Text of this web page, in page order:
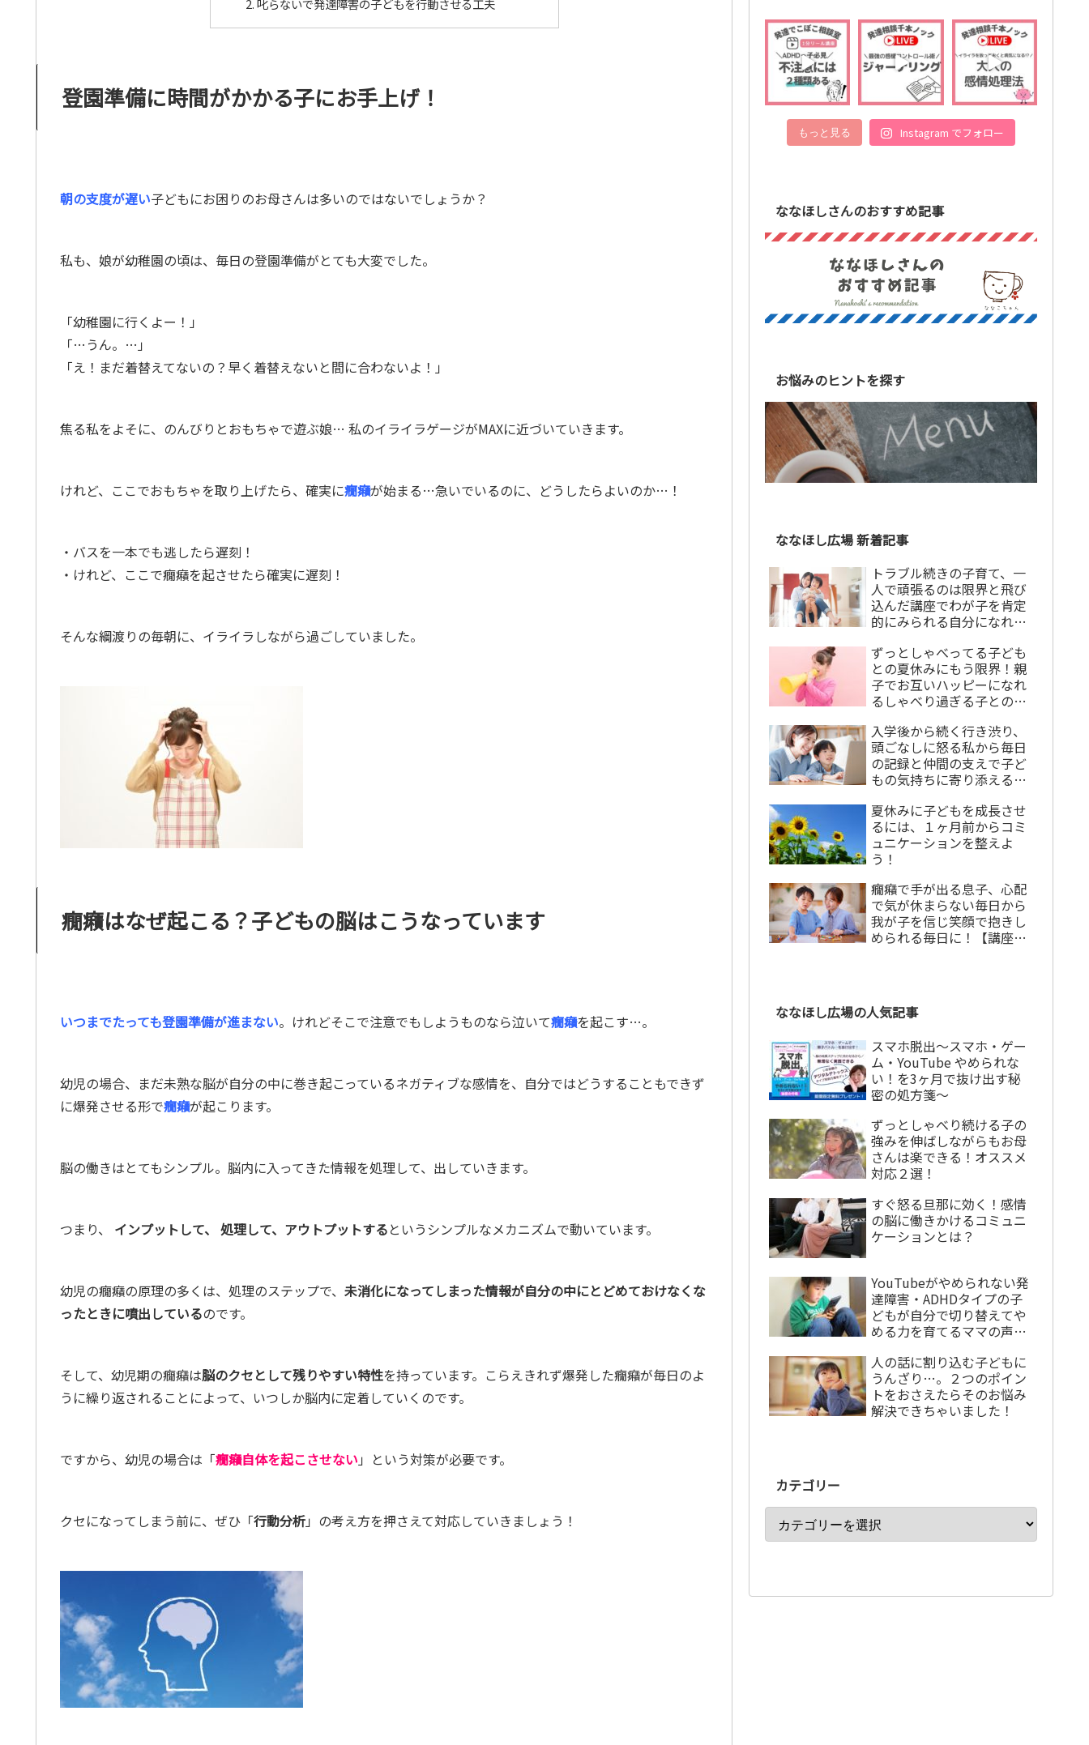
叱らないで発達障害の子どもを行動させる工夫
登園準備に時間がかかる子にお手上げ！
朝の支度が遅い子どもにお困りのお母さんは多いのではないでしょうか？
私も、娘が幼稚園の頃は、毎日の登園準備がとても大変でした。
「幼稚園に行くよー！」
「…うん。…」
「え！まだ着替えてないの？早く着替えないと間に合わないよ！」
焦る私をよそに、のんびりとおもちゃで遊ぶ娘… 私のイライラゲージがMAXに近づいていきます。
けれど、ここでおもちゃを取り上げたら、確実に癇癪が始まる…急いでいるのに、どうしたらよいのか…！
・バスを一本でも逃したら遅刻！
・けれど、ここで癇癪を起させたら確実に遅刻！
そんな綱渡りの毎朝に、イライラしながら過ごしていました。
癇癪はなぜ起こる？子どもの脳はこうなっています
いつまでたっても登園準備が進まない。けれどそこで注意でもしようものなら泣いて癇癪を起こす…。
幼児の場合、まだ未熟な脳が自分の中に巻き起こっているネガティブな感情を、自分ではどうすることもできず
に爆発させる形で癇癪が起こります。
脳の働きはとてもシンプル。脳内に入ってきた情報を処理して、出していきます。
つまり、 インプットして、 処理して、アウトプットするというシンプルなメカニズムで動いています。
幼児の癇癪の原理の多くは、処理のステップで、 未消化になってしまった情報が自分の中にとどめておけなくな
ったときに噴出しているのです。
そして、幼児期の癇癪は脳のクセとして残りやすい特性を持っています。こらえきれず爆発した癇癪が毎日のよ
うに繰り返されることによって、いつしか脳内に定着していくのです。
ですから、幼児の場合は「癇癪自体を起こさせない 」 という対策が必要です。
クセになってしまう前に、ぜひ「行動分析」の考え方を押さえて対応していきましょう！
もっと見る Instagram でフォロー
ななほしさんのおすすめ記事
お悩みのヒントを探す
ななほし広場 新着記事
トラブル続きの子育て、一
人で頑張るのは限界と飛び
込んだ講座でわが子を肯定
的にみられる自分になれま
ずっとしゃべってる子ども
との夏休みにもう限界！親
子でお互いハッピーになれ
るしゃべり過ぎる子との上
入学後から続く行き渋り、
頭ごなしに怒る私から毎日
の記録と仲間の支えで子ど
もの気持ちに寄り添える私
声】
夏休みに子どもを成長させ
るには、１ヶ月前からコミ
ュニケーションを整えよ
う！
癇癪で手が出る息子、心配
で気が休まらない毎日から
我が子を信じ笑顔で抱きし
められる毎日に！【講座卒
ななほし広場の人気記事
スマホ脱出〜スマホ・ゲー
ム・YouTube やめられな
い！を3ヶ月で抜け出す秘
密の処方箋〜
ずっとしゃべり続ける子の
強みを伸ばしながらもお母
さんは楽できる！オススメ
対応２選！
すぐ怒る旦那に効く！感情
の脳に働きかけるコミュニ
ケーションとは？
YouTubeがやめられない発
達障害・ADHDタイプの子
どもが自分で切り替えてや
める力を育てるママの声か
人の話に割り込む子どもに
うんざり…。２つのポイン
トをおさえたらそのお悩み
解決できちゃいました！
カテゴリー